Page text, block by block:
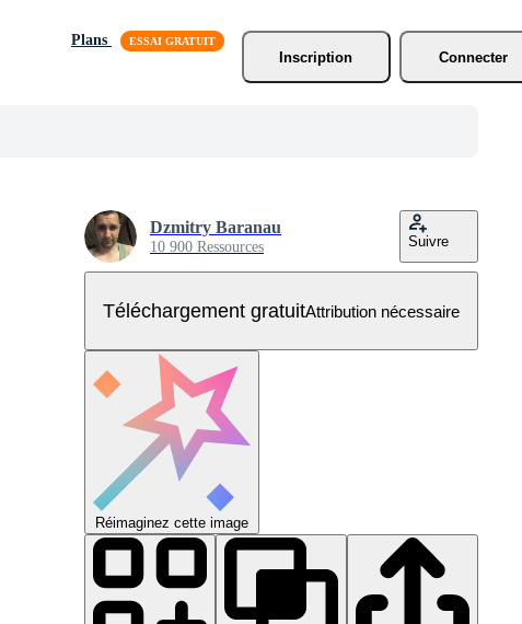
Plans
Inscription
Connecter
Dzmitry Baranau
10 900 Ressources Suivre
Téléchargement gratuitAttribution nécessaire
Réimaginez cette image